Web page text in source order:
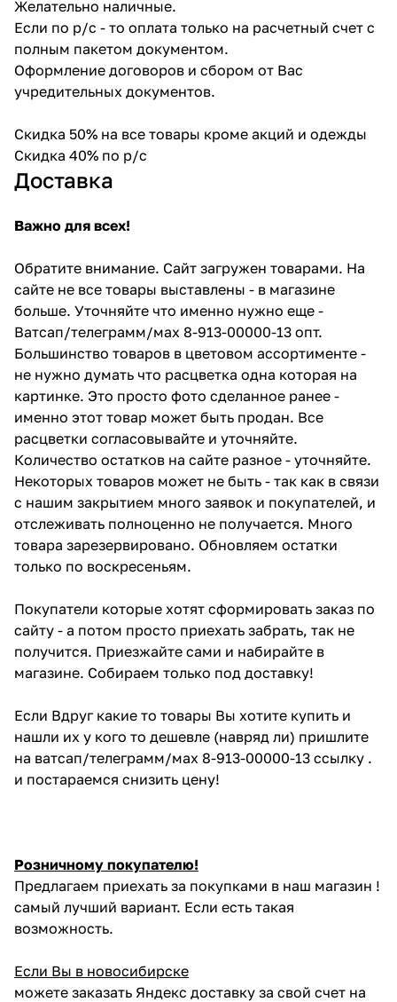
Желательно наличные.
Если по р/с - то оплата только на расчетный счет с
полным пакетом документом.
Оформление договоров и сбором от Вас
учредительных документов.
Скидка 50% на все товары кроме акций и одежды
Скидка 40% по р/с
Доставка
Важно для всех!
Обратите внимание. Сайт загружен товарами. На
сайте не все товары выставлены - в магазине
больше. Уточняйте что именно нужно еще -
Ватсап/телеграмм/мах 8-913-00000-13 опт.
Большинство товаров в цветовом ассортименте -
не нужно думать что расцветка одна которая на
картинке. Это просто фото сделанное ранее -
именно этот товар может быть продан. Все
расцветки согласовывайте и уточняйте.
Количество остатков на сайте разное - уточняйте.
Некоторых товаров может не быть - так как в связи
с нашим закрытием много заявок и покупателей, и
отслеживать полноценно не получается. Много
товара зарезервировано. Обновляем остатки
только по воскресеньям.
Покупатели которые хотят сформировать заказ по
сайту - а потом просто приехать забрать, так не
получится. Приезжайте сами и набирайте в
магазине. Собираем только под доставку!
Если Вдруг какие то товары Вы хотите купить и
нашли их у кого то дешевле (навряд ли) пришлите
на ватсап/телеграмм/мах 8-913-00000-13 ссылку .
и постараемся снизить цену!
Розничному покупателю!
Предлагаем приехать за покупками в наш магазин !
самый лучший вариант. Если есть такая
возможность.
Если Вы в новосибирске
можете заказать Яндекс доставку за свой счет на